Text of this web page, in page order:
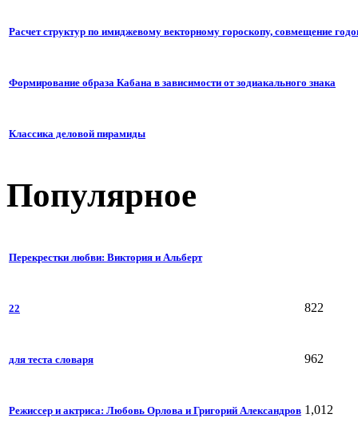
Расчет структур по имиджевому векторному гороскопу, совмещение
Формирование образа Кабана в зависимости от зодиакального знака
Классика деловой пирамиды
Популярное
Перекрестки любви: Виктория и Альберт
22 822
для теста словаря 962
Режиссер и актриса: Любовь Орлова и Григорий Александров 1,012